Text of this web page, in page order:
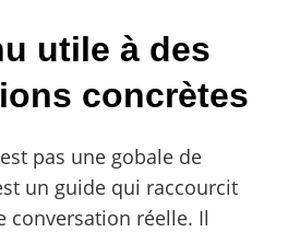
utile à des
concrètes
pas une gobale de
un guide qui raccourcit
conversation réelle. Il